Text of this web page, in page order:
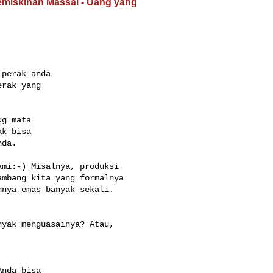
anda
yang
mata
bisa
) Misalnya, produksi
kita yang formalnya
emas banyak sekali.
menguasainya? Atau,
bisa